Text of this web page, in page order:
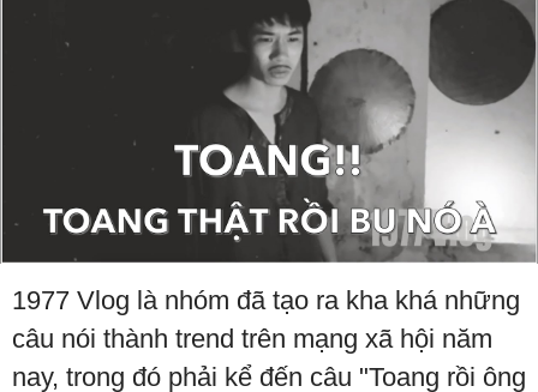
1977 Vlog là nhóm đã tạo ra kha khá những
câu nói thành trend trên mạng xã hội năm
nay, trong đó phải kể đến câu "Toang rồi ông